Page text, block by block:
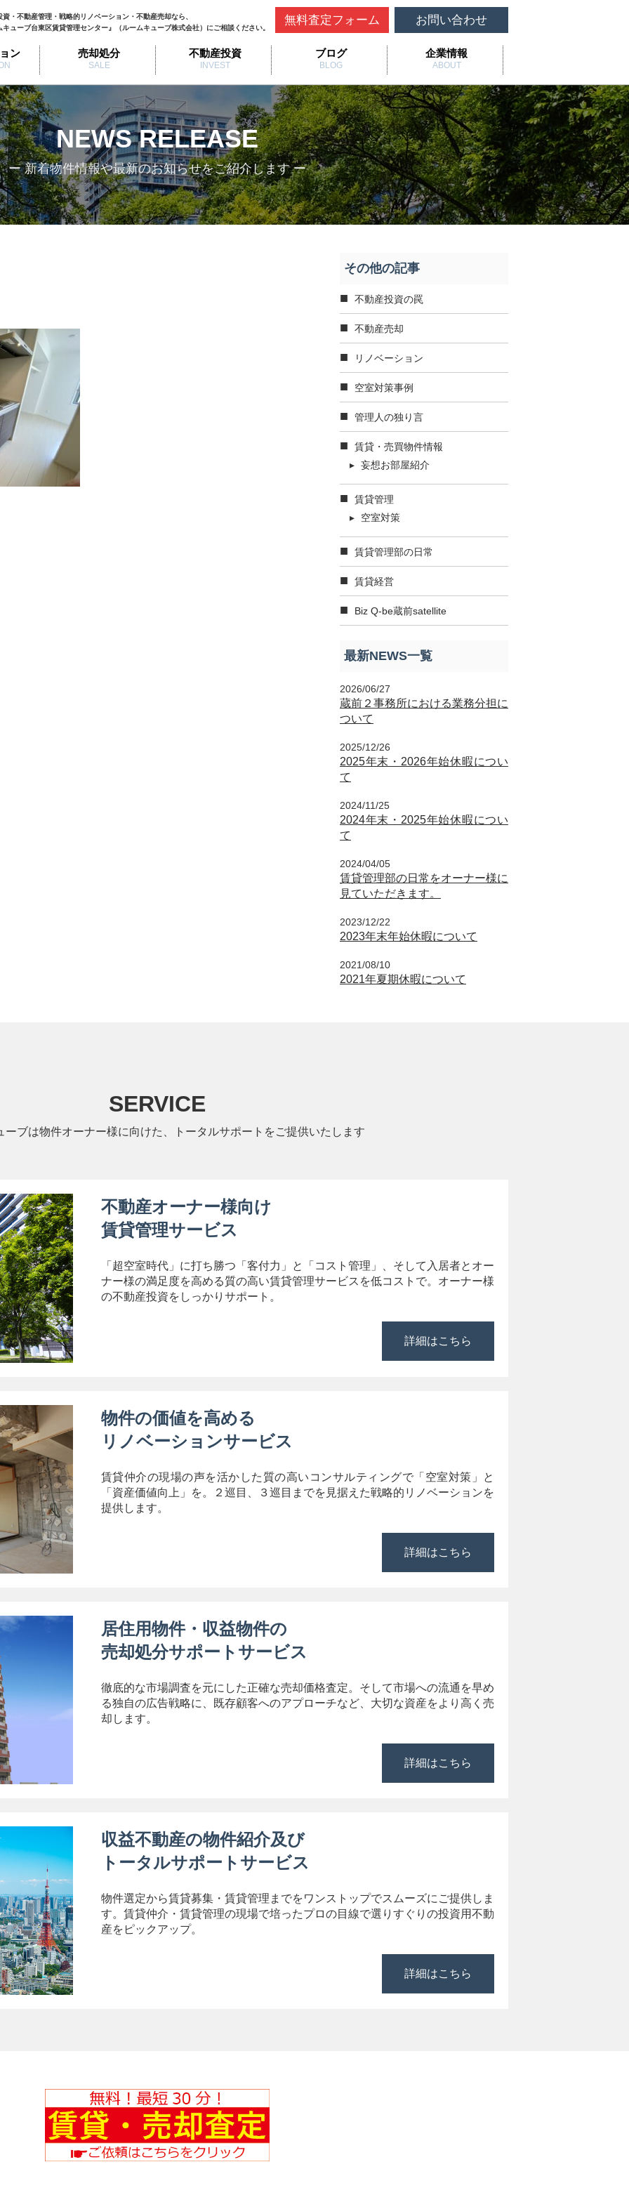
資・不動産管理・戦略的リノベーション・不動産売却なら、
キューブ台東区賃貸管理センター』（ルームキューブ株式会社）にご相談ください。
ン 売却処分
SALE
不動産投資
INVEST
ブログ
BLOG
企業情報
ABOUT
無料査定フォーム お問い合わせ
NEWS RELEASE
ー 新着物件情報や最新のお知らせをご紹介します ー
その他の記事
不動産投資の罠
不動産売却
リノベーション
空室対策事例
管理人の独り言
賃貸・売買物件情報
妄想お部屋紹介
賃貸管理
空室対策
賃貸管理部の日常
賃貸経営
Biz Q-be蔵前satellite
最新NEWS一覧
2026/06/27
蔵前２事務所における業務分担に
ついて
2025/12/26
2025年末・2026年始休暇につい
て
2024/11/25
2024年末・2025年始休暇につい
て
2024/04/05
賃貸管理部の日常をオーナー様に
見ていただきます。
2023/12/22
2023年末年始休暇について
2021/08/10
2021年夏期休暇について
SERVICE
ーブは物件オーナー様に向けた、トータルサポートをご提供いたします
不動産オーナー様向け
賃貸管理サービス
「超空室時代」に打ち勝つ「客付力」と「コスト管理」、そして入居者とオー
ナー様の満足度を高める質の高い賃貸管理サービスを低コストで。オーナー様
の不動産投資をしっかりサポート。
詳細はこちら
物件の価値を高める
リノベーションサービス
賃貸仲介の現場の声を活かした質の高いコンサルティングで「空室対策」と
「資産価値向上」を。２巡目、３巡目までを見据えた戦略的リノベーションを
提供します。
詳細はこちら
居住用物件・収益物件の
売却処分サポートサービス
徹底的な市場調査を元にした正確な売却価格査定。そして市場への流通を早め
る独自の広告戦略に、既存顧客へのアプローチなど、大切な資産をより高く売
却します。
詳細はこちら
収益不動産の物件紹介及び
トータルサポートサービス
物件選定から賃貸募集・賃貸管理までをワンストップでスムーズにご提供しま
す。賃貸仲介・賃貸管理の現場で培ったプロの目線で選りすぐりの投資用不動
産をピックアップ。
詳細はこちら